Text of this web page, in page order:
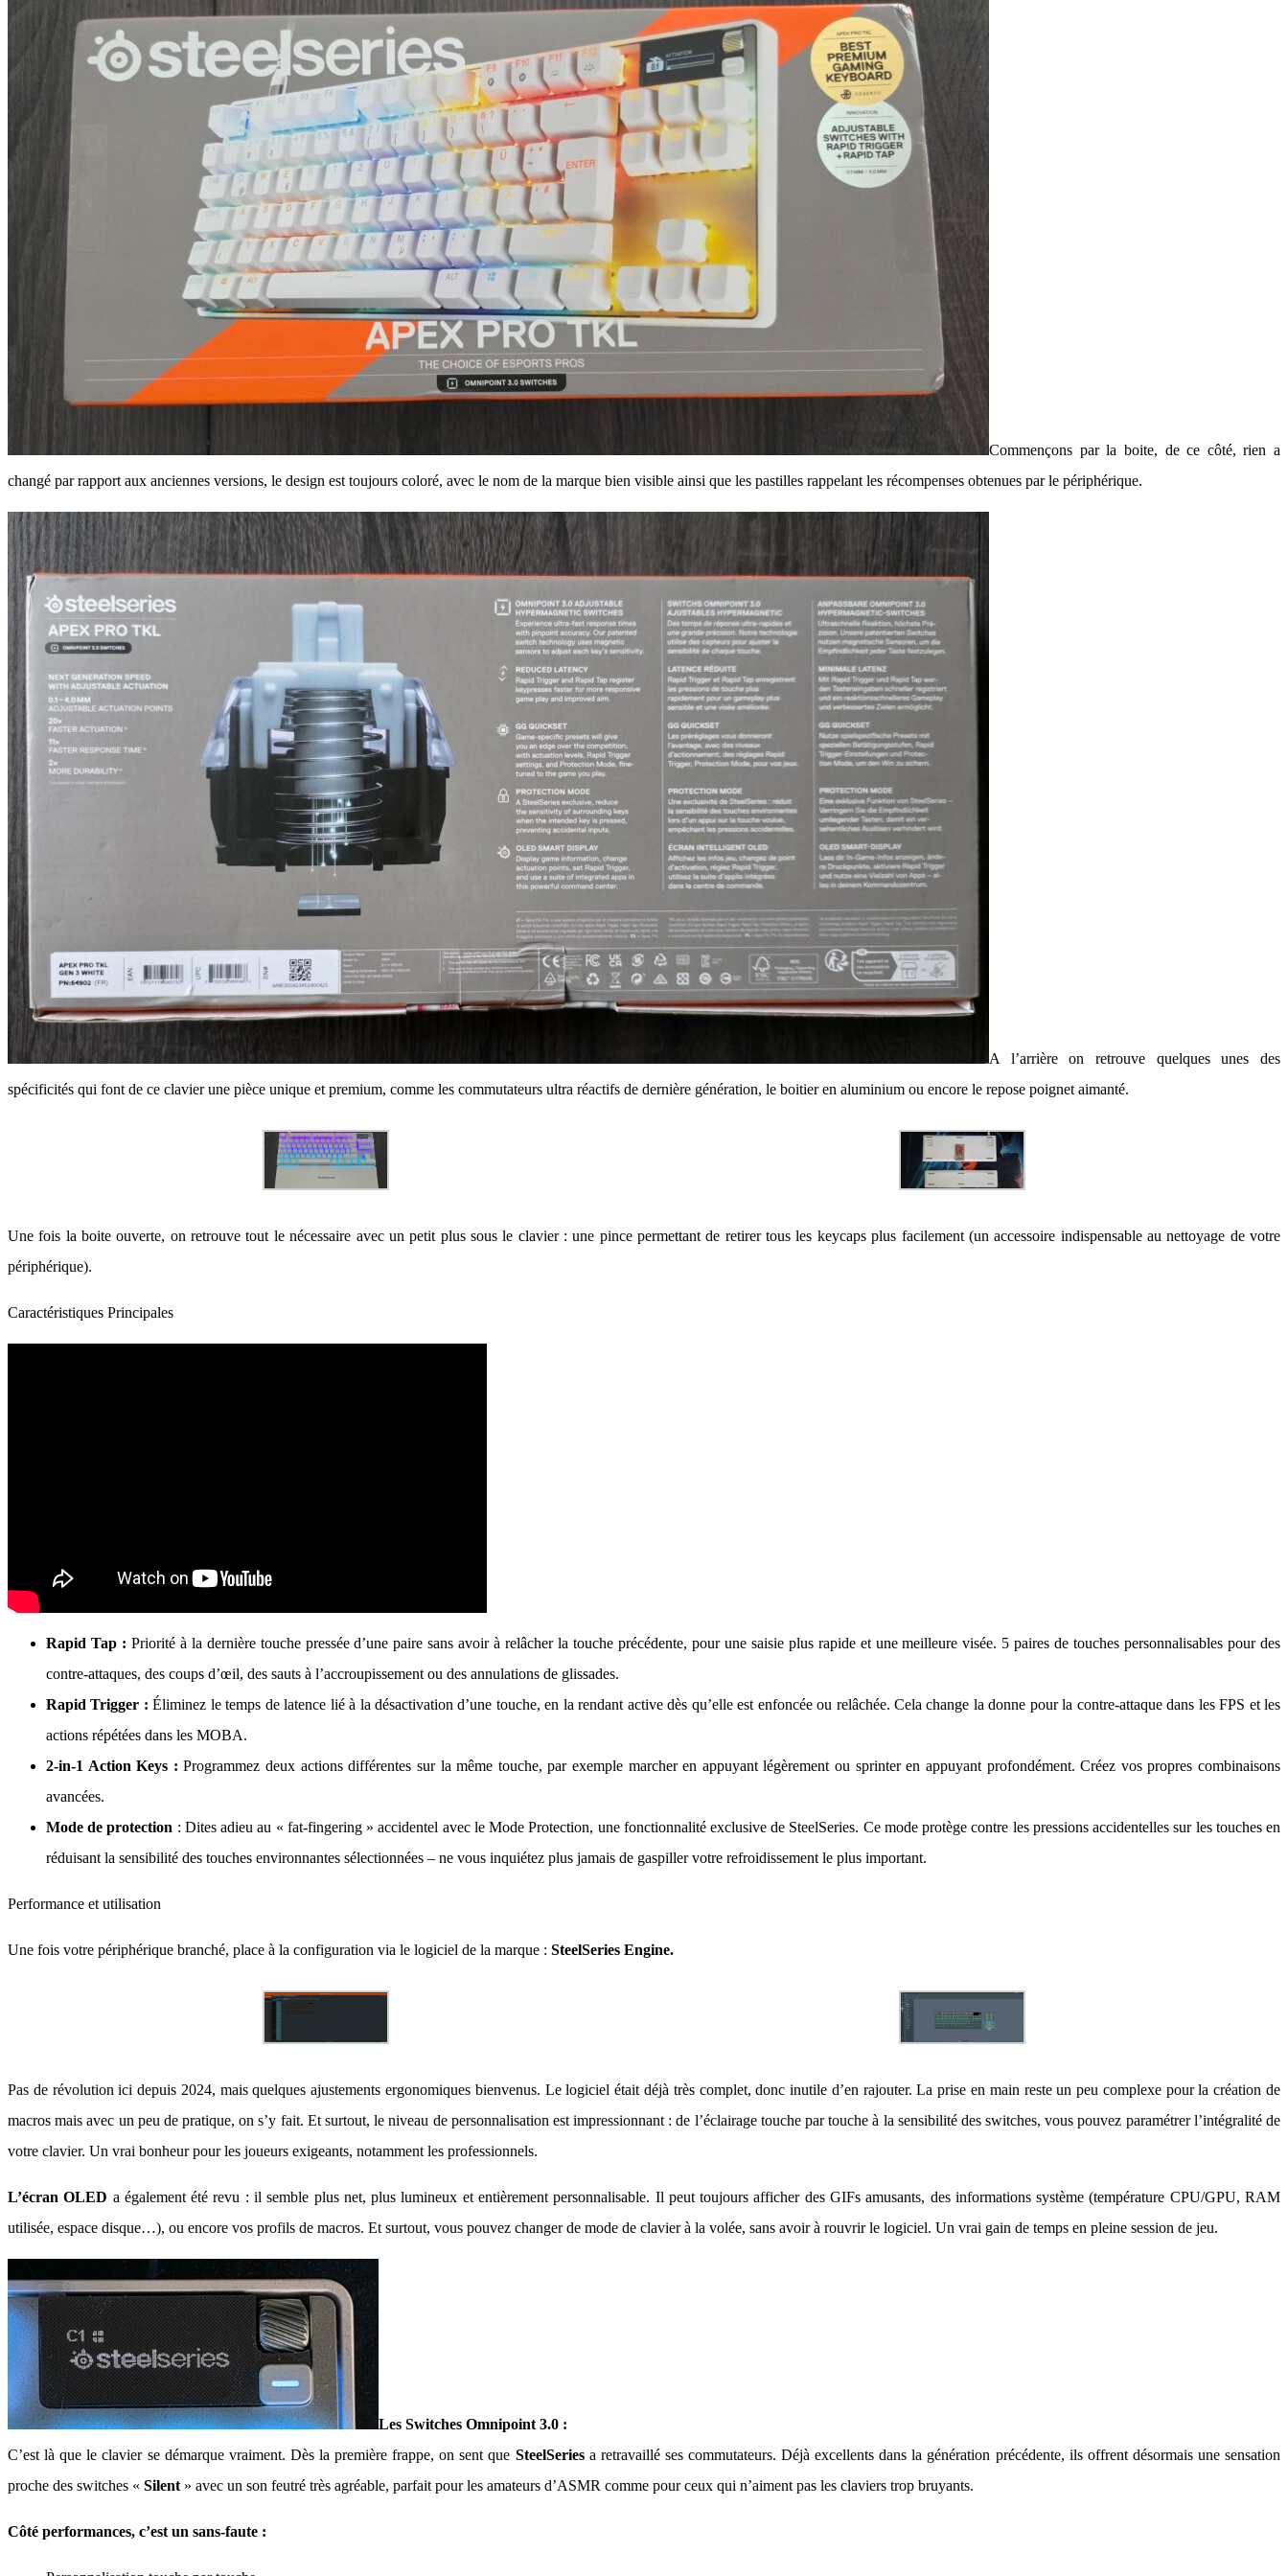
Commençons par la boite, de ce côté, rien a
changé par rapport aux anciennes versions, le design est toujours coloré, avec le nom de la marque bien visible ainsi que les pastilles rappelant les récompenses obtenues par le périphérique.
A l’arrière on retrouve quelques unes des
spécificités qui font de ce clavier une pièce unique et premium, comme les commutateurs ultra réactifs de dernière génération, le boitier en aluminium ou encore le repose poignet aimanté.
Une fois la boite ouverte, on retrouve tout le nécessaire avec un petit plus sous le clavier : une pince permettant de retirer tous les keycaps plus facilement (un accessoire indispensable au nettoyage de votre
périphérique).
Caractéristiques Principales
Rapid Tap : Priorité à la dernière touche pressée d’une paire sans avoir à relâcher la touche précédente, pour une saisie plus rapide et une meilleure visée. 5 paires de touches personnalisables pour des
contre-attaques, des coups d’œil, des sauts à l’accroupissement ou des annulations de glissades.
Rapid Trigger :Éliminez le temps de latence lié à la désactivation d’une touche, en la rendant active dès qu’elle est enfoncée ou relâchée. Cela change la donne pour la contre-attaque dans les FPS et les
actions répétées dans les MOBA.
2-in-1 Action Keys :Programmez deux actions différentes sur la même touche, par exemple marcher en appuyant légèrement ou sprinter en appuyant profondément. Créez vos propres combinaisons
avancées.
Mode de protection : Dites adieu au « fat-fingering » accidentel avec le Mode Protection, une fonctionnalité exclusive de SteelSeries. Ce mode protège contre les pressions accidentelles sur les touches en
réduisant la sensibilité des touches environnantes sélectionnées – ne vous inquiétez plus jamais de gaspiller votre refroidissement le plus important.
Performance et utilisation
Une fois votre périphérique branché, place à la configuration via le logiciel de la marque : SteelSeries Engine.
Pas de révolution ici depuis 2024, mais quelques ajustements ergonomiques bienvenus. Le logiciel était déjà très complet, donc inutile d’en rajouter. La prise en main reste un peu complexe pour la création de
macros mais avec un peu de pratique, on s’y fait. Et surtout, le niveau de personnalisation est impressionnant : de l’éclairage touche par touche à la sensibilité des switches, vous pouvez paramétrer l’intégralité de
votre clavier. Un vrai bonheur pour les joueurs exigeants, notamment les professionnels.
L’écran OLED a également été revu : il semble plus net, plus lumineux et entièrement personnalisable. Il peut toujours afficher des GIFs amusants, des informations système (température CPU/GPU, RAM
utilisée, espace disque…), ou encore vos profils de macros. Et surtout, vous pouvez changer de mode de clavier à la volée, sans avoir à rouvrir le logiciel. Un vrai gain de temps en pleine session de jeu.
Les Switches Omnipoint 3.0 :
C’est là que le clavier se démarque vraiment. Dès la première frappe, on sent que SteelSeriesa retravaillé ses commutateurs. Déjà excellents dans la génération précédente, ils offrent désormais une sensation
proche des switches « Silent » avec un son feutré très agréable, parfait pour les amateurs d’ASMR comme pour ceux qui n’aiment pas les claviers trop bruyants.
Côté performances, c’est un sans-faute :